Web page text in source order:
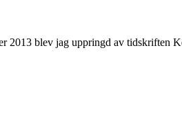
2013 blev jag uppringd av